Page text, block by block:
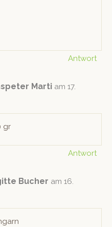
Antwort
Marti am 17.
gr
Antwort
Bucher am 16.